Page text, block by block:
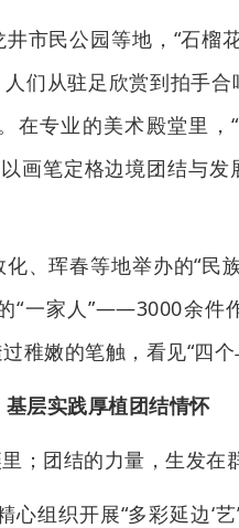
市民公园等地，“石榴
们从驻足欣赏到拍手
在专业的美术殿堂里，
画笔定格边境团结与发
、珲春等地举办的“民
“一家人”——3000余件
稚嫩的笔触，看见“四个
基层实践厚植团结情怀
；团结的力量，生发在
组织开展“多彩延边‘